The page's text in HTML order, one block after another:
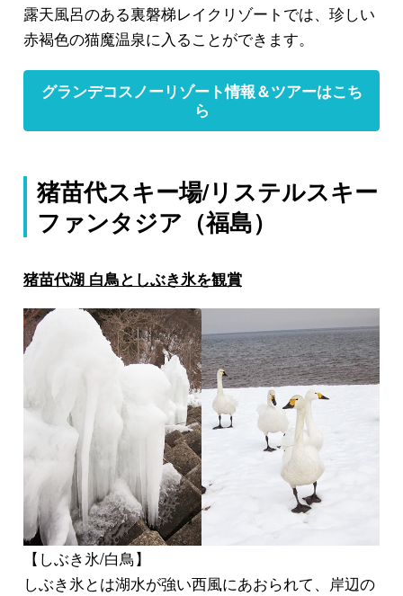
露天風呂のある裏磐梯レイクリゾートでは、珍しい
赤褐色の猫魔温泉に入ることができます。
グランデコスノーリゾート情報＆ツアーはこち
ら
猪苗代スキー場/リステルスキー
ファンタジア（福島）
猪苗代湖 白鳥としぶき氷を観賞
【しぶき氷/白鳥】
しぶき氷とは湖水が強い西風にあおられて、岸辺の